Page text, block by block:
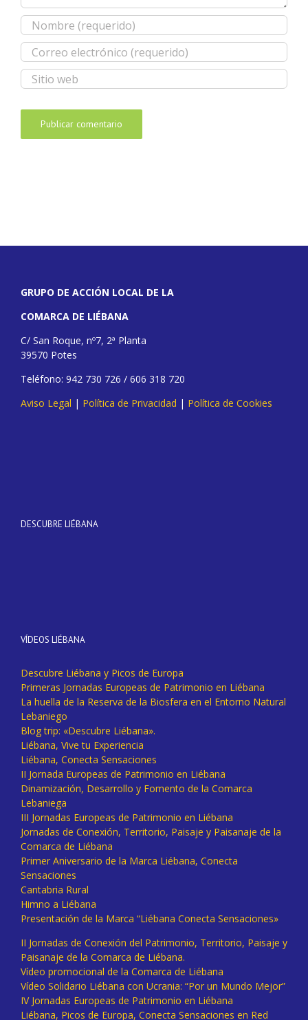
GRUPO DE ACCIÓN LOCAL DE LA
COMARCA DE LIÉBANA
C/ San Roque, nº7, 2ª Planta
39570 Potes
Teléfono: 942 730 726 / 606 318 720
Aviso Legal | Política de Privacidad | Política de Cookies
DESCUBRE LIÉBANA
VÍDEOS LIÉBANA
Descubre Liébana y Picos de Europa
Primeras Jornadas Europeas de Patrimonio en Liébana
La huella de la Reserva de la Biosfera en el Entorno Natural
Lebaniego
Blog trip: «Descubre Liébana».
Liébana, Vive tu Experiencia
Liébana, Conecta Sensaciones
II Jornada Europeas de Patrimonio en Liébana
Dinamización, Desarrollo y Fomento de la Comarca
Lebaniega
III Jornadas Europeas de Patrimonio en Liébana
Jornadas de Conexión, Territorio, Paisaje y Paisanaje de la
Comarca de Liébana
Primer Aniversario de la Marca Liébana, Conecta
Sensaciones
Cantabria Rural
Himno a Liébana
Presentación de la Marca “Liébana Conecta Sensaciones»
II Jornadas de Conexión del Patrimonio, Territorio, Paisaje y
Paisanaje de la Comarca de Liébana.
Vídeo promocional de la Comarca de Liébana
Vídeo Solidario Liébana con Ucrania: “Por un Mundo Mejor”
IV Jornadas Europeas de Patrimonio en Liébana
Liébana, Picos de Europa, Conecta Sensaciones en Red